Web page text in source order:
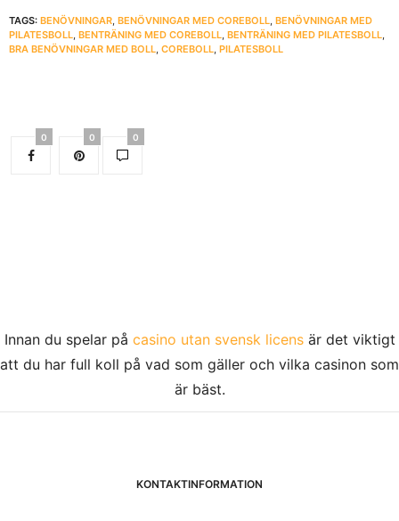
TAGS: BENÖVNINGAR, BENÖVNINGAR MED COREBOLL, BENÖVNINGAR MED
PILATESBOLL, BENTRÄNING MED COREBOLL, BENTRÄNING MED PILATESBOLL,
BRA BENÖVNINGAR MED BOLL, COREBOLL, PILATESBOLL
0 0 0
Innan du spelar på casino utan svensk licensär det viktigt
att du har full koll på vad som gäller och vilka casinon som
är bäst.
KONTAKTINFORMATION